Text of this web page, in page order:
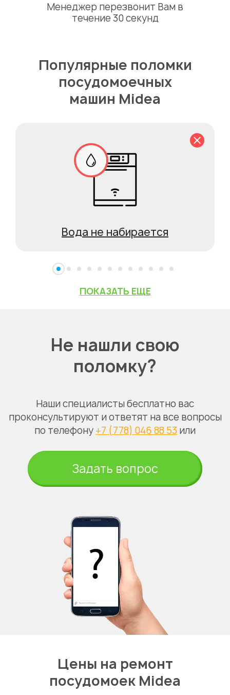
Менеджер перезвонит Вам в
течение 30 секунд
Популярные поломки
посудомоечных
машин Midea
Вода не набирается
ПОКАЗАТЬ ЕЩЕ
Не нашли свою
поломку?
Наши специалисты бесплатно вас
проконсультируют и ответят на все вопросы
по телефону +7 (778) 046 88 53 или
Задать вопрос
Цены на ремонт
посудомоек Midea